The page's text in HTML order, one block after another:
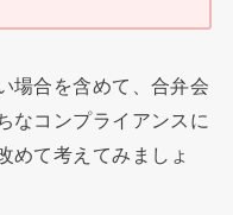
場合を含めて、合弁会
なコンプライアンスに
めて考えてみましょ